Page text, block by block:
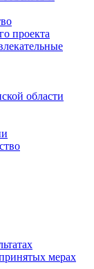
проекта
области
мерах